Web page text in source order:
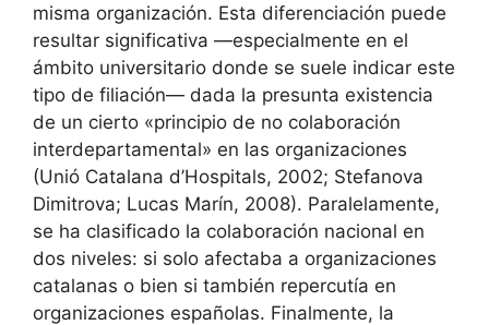
misma organización. Esta diferenciación puede
resultar significativa —especialmente en el
ámbito universitario donde se suele indicar este
tipo de filiación— dada la presunta existencia
de un cierto «principio de no colaboración
interdepartamental» en las organizaciones
(Unió Catalana d’Hospitals, 2002; Stefanova
Dimitrova; Lucas Marín, 2008). Paralelamente,
se ha clasificado la colaboración nacional en
dos niveles: si solo afectaba a organizaciones
catalanas o bien si también repercutía en
organizaciones españolas. Finalmente, la